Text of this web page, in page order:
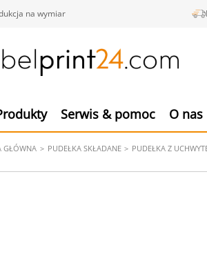
na wymiar
Serwis & pomoc O nas
GŁÓWNA PUDEŁKA SKŁADANE PUDEŁKA Z